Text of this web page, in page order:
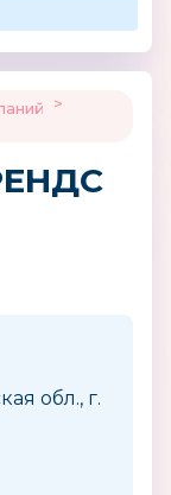
>
обл., г.